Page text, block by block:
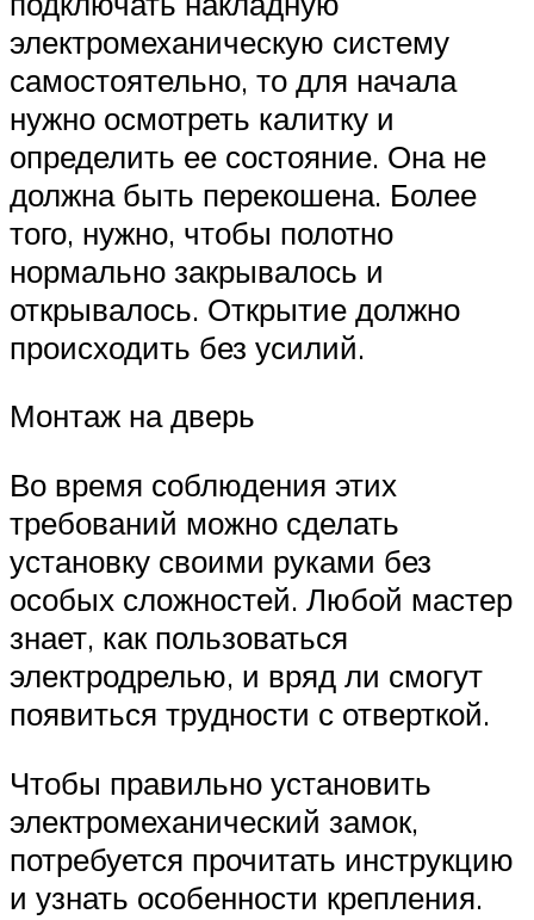
электромеханическую систему
самостоятельно, то для начала
нужно осмотреть калитку и
определить ее состояние. Она не
должна быть перекошена. Более
того, нужно, чтобы полотно
нормально закрывалось и
открывалось. Открытие должно
происходить без усилий.
Монтаж на дверь
Во время соблюдения этих
требований можно сделать
установку своими руками без
особых сложностей. Любой мастер
знает, как пользоваться
электродрелью, и вряд ли смогут
появиться трудности с отверткой.
Чтобы правильно установить
электромеханический замок,
потребуется прочитать инструкцию
и узнать особенности крепления.